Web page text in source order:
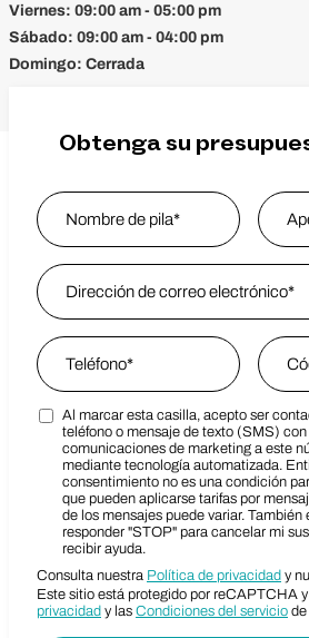
Viernes: 09:00 am - 05:00 pm
Sábado: 09:00 am - 04:00 pm
Domingo: Cerrada
Obtenga su
Name
Nombre
Email Address
Phone Zip
Zip
Marketing SMS Consent Terms
Al marcar esta casilla, acepto ser
teléfono o mensaje de texto (SMS)
comunicaciones de marketing a este
mediante tecnología automatizada.
consentimiento no es una condición
que pueden aplicarse tarifas por
de los mensajes puede variar. También
responder "STOP" para cancelar mi
recibir ayuda.
Consulta nuestra Política de privacidad y
Este sitio está protegido por reCAPTCHA
privacidad y las Condiciones del servicio